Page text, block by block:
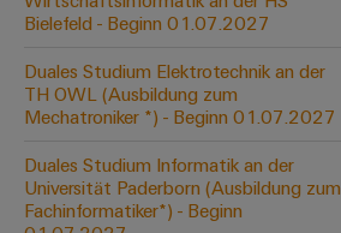
Abwasseraufbereitung
für
die
Wasser-
Abwasserindustrie
Wasserstoff
Werkzeuge
Automaten
Software
Markierer
Industriedrucker
Bielefeld - Beginn 01.07.2027
Duales Studium Elektrotechnik an der
TH OWL (Ausbildung zum
Mechatroniker *) - Beginn 01.07.2027
Duales Studium Informatik an der
Universität Paderborn (Ausbildung zum
Fachinformatiker*) - Beginn